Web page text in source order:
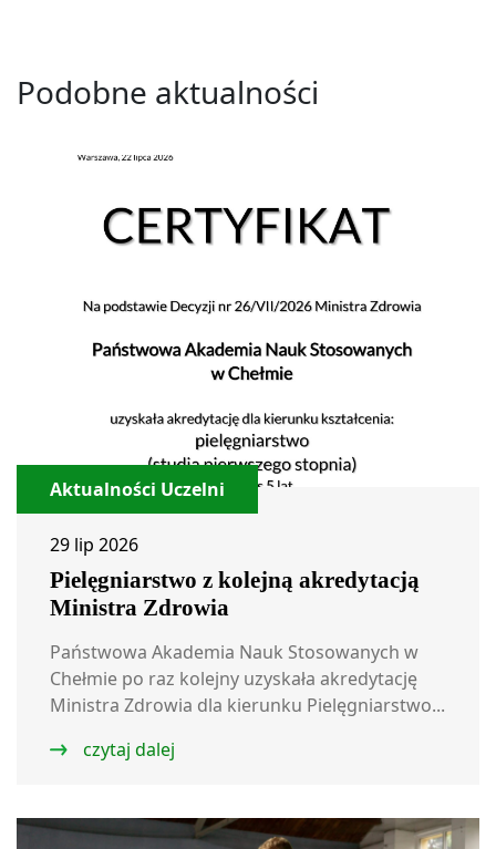
Podobne aktualności
Aktualności Uczelni
29 lip 2026
Pielęgniarstwo z kolejną akredytacją
Ministra Zdrowia
Państwowa Akademia Nauk Stosowanych w
Chełmie po raz kolejny uzyskała akredytację
Ministra Zdrowia dla kierunku Pielęgniarstwo...
czytaj dalej